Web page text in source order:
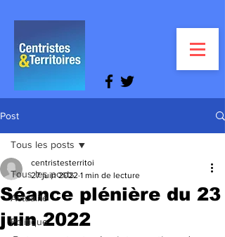
Post
Tous les posts
Actualité
Politique
Tous les posts
Séance plénière du 23
juin 2022
centristesterritoi
27 juin 2022 1 min de lecture